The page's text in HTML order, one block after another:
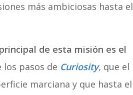
más ambiciosas hasta el
de esta misión es el
los pasos de Curiosity, que el
marciana y que hasta el